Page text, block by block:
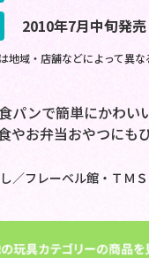
2010年7月中旬発売
域・店舗などによって異な
パンで簡単にかわい
やお弁当おやつにも
し／フレーベル館・ＴＭ